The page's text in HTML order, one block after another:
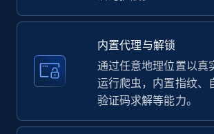
upc numbers
price, Currency, Availability, Reviews
more.
5.7K+
内置代理与解锁
通过任意地理位置以真
运行爬虫，内置指纹、
验证码求解等能力。